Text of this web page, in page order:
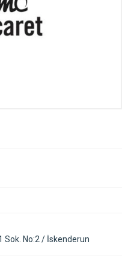
Sok. No:2 / İskenderun